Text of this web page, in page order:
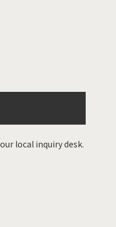
local inquiry desk.